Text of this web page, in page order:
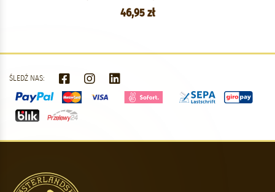
46,95 zł
ŚLEDŹ NAS: